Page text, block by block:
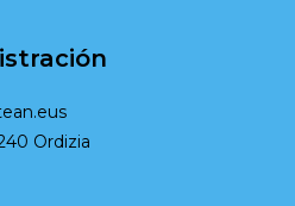
Ordizia